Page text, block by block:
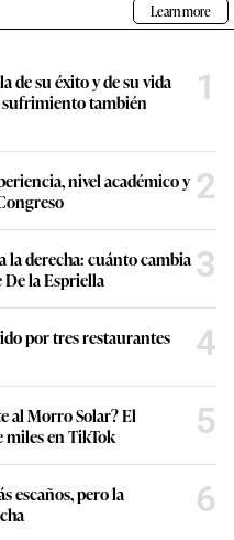
de su éxito y de su vida
sufrimiento también
1
nivel académico y 2
la derecha: cuánto cambia
la Espriella
3
por tres restaurantes
4
al Morro Solar? El
miles en TikTok
5
escaños, pero la
6